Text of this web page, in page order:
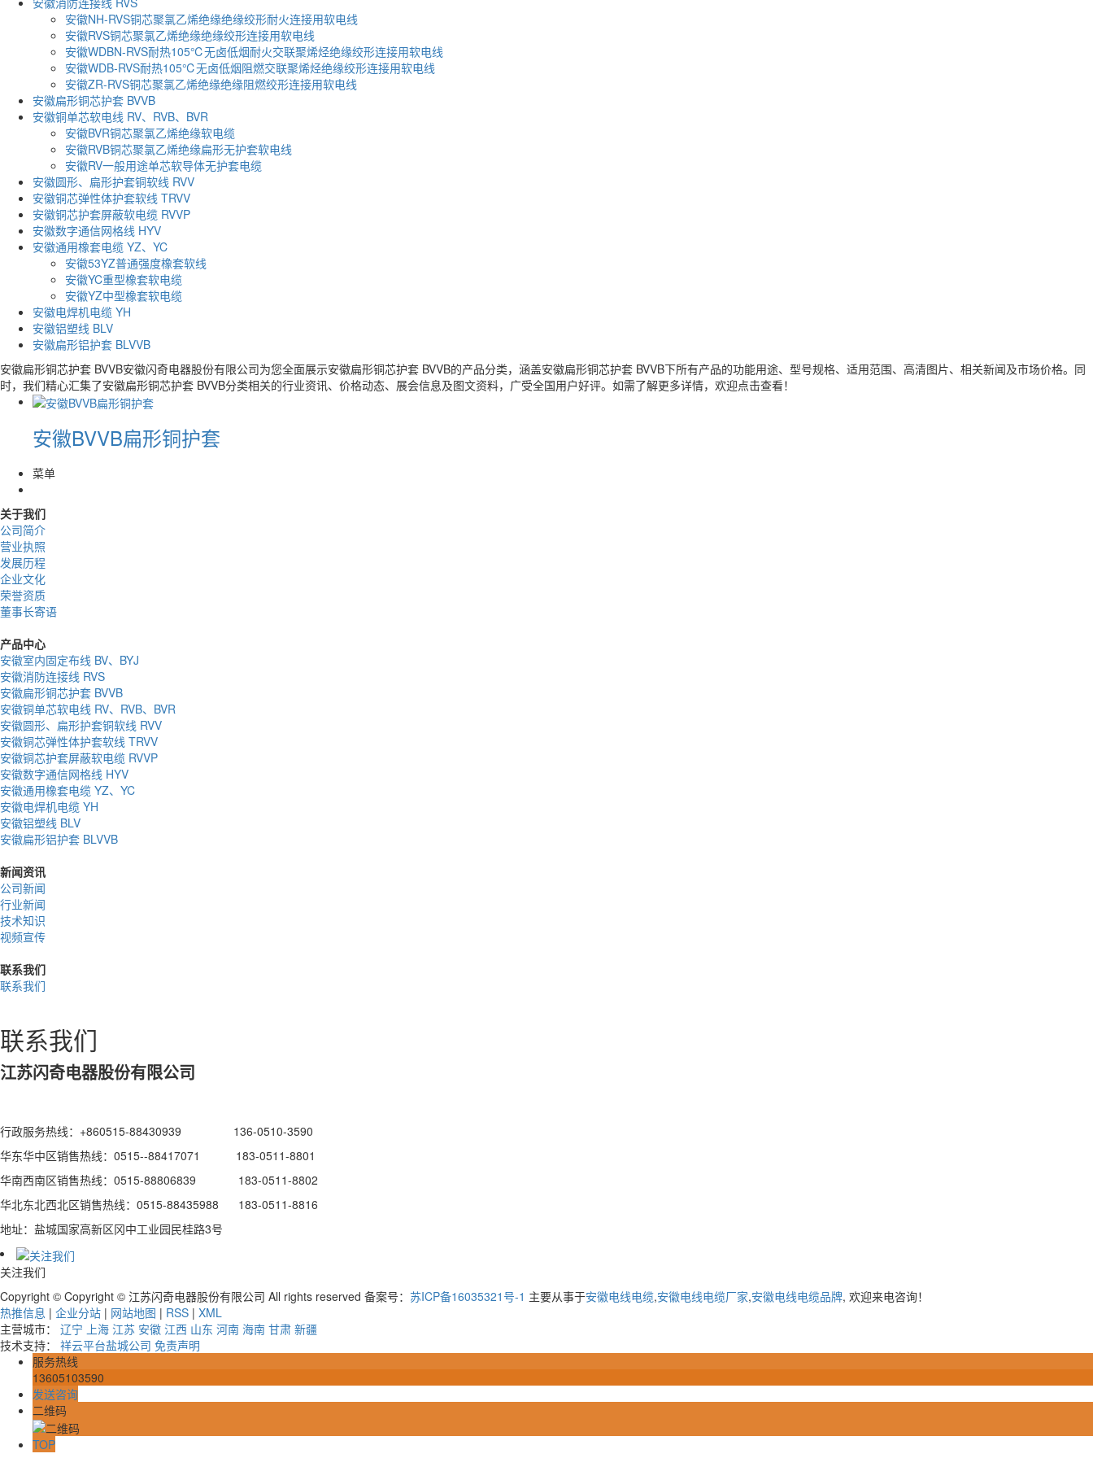
安徽NH-RVS铜芯聚氯乙烯绝缘绝缘绞形耐火连接用软电线
安徽RVS铜芯聚氯乙烯绝缘绝缘绞形连接用软电线
安徽WDBN-RVS耐热105℃无卤低烟耐火交联聚烯烃绝缘绞形连接用软电线
安徽WDB-RVS耐热105℃无卤低烟阻燃交联聚烯烃绝缘绞形连接用软电线
安徽ZR-RVS铜芯聚氯乙烯绝缘绝缘阻燃绞形连接用软电线
安徽扁形铜芯护套 BVVB
安徽铜单芯软电线 RV、RVB、BVR
安徽BVR铜芯聚氯乙烯绝缘软电缆
安徽RVB铜芯聚氯乙烯绝缘扁形无护套软电线
安徽RV一般用途单芯软导体无护套电缆
安徽圆形、扁形护套铜软线 RVV
安徽铜芯弹性体护套软线 TRVV
安徽铜芯护套屏蔽软电缆 RVVP
安徽数字通信网格线 HYV
安徽通用橡套电缆 YZ、YC
安徽53YZ普通强度橡套软线
安徽YC重型橡套软电缆
安徽YZ中型橡套软电缆
安徽电焊机电缆 YH
安徽铝塑线 BLV
安徽扁形铝护套 BLVVB
安徽扁形铜芯护套 BVVB安徽闪奇电器股份有限公司为您全面展示安徽扁形铜芯护套 BVVB的产品分类，涵盖安徽扁形铜芯护套 BVVB下所有产品的功能用途、型号规格、适用范围、高清图片、相关新闻及市场价格。同
时，我们精心汇集了安徽扁形铜芯护套 BVVB分类相关的行业资讯、价格动态、展会信息及图文资料，广受全国用户好评。如需了解更多详情，欢迎点击查看！
安徽BVVB扁形铜护套
菜单
关于我们
公司简介
营业执照
发展历程
企业文化
荣誉资质
董事长寄语
产品中心
安徽室内固定布线 BV、BYJ
安徽消防连接线 RVS
安徽扁形铜芯护套 BVVB
安徽铜单芯软电线 RV、RVB、BVR
安徽圆形、扁形护套铜软线 RVV
安徽铜芯弹性体护套软线 TRVV
安徽铜芯护套屏蔽软电缆 RVVP
安徽数字通信网格线 HYV
安徽通用橡套电缆 YZ、YC
安徽电焊机电缆 YH
安徽铝塑线 BLV
安徽扁形铝护套 BLVVB
新闻资讯
公司新闻
行业新闻
技术知识
视频宣传
联系我们
联系我们
联系我们
江苏闪奇电器股份有限公司
行政服务热线：+860515-88430939 136-0510-3590
华东华中区销售热线：0515--88417071 183-0511-8801
华南西南区销售热线：0515-88806839 183-0511-8802
华北东北西北区销售热线：0515-88435988 183-0511-8816
地址：盐城国家高新区冈中工业园民桂路3号
关注我们
Copyright © Copyright © 江苏闪奇电器股份有限公司 All rights reserved 备案号： 苏ICP备16035321号-1 主要从事于安徽电线电缆,安徽电线电缆厂家,安徽电线电缆品牌, 欢迎来电咨询！
热推信息 | 企业分站 | 网站地图 | RSS | XML
主营城市： 辽宁 上海 江苏 安徽 江西 山东 河南 海南 甘肃 新疆
技术支持： 祥云平台盐城公司 免责声明
服务热线
13605103590
发送咨询
二维码
TOP